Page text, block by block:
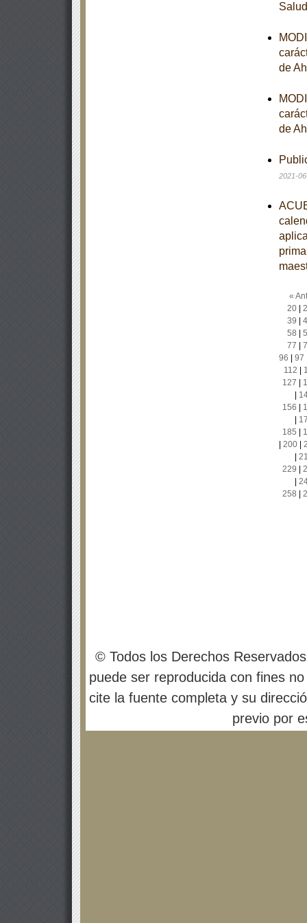
de
de
2021-
«
20|
39
58
77
96
97
112
127
156
185
200|
229
258
© Todos los Derechos
puede ser reproducida con fines
cite la fuente completa y su
previo por